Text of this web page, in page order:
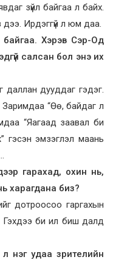
зүйл байгаа л байх.
дээ. Ирдэггүй л юм даа.
байгаа. Хэрэв Сэр-Од
салсан бол энэ их
даллан дууддаг гэдэг.
Заримдаа “Өө, байдаг л
“Яагаад заавал би
гэсэн эмзэглэл маань
гарахад, охин нь,
харагдана биз?
дотроосоо гаргахын
Гэхдээ би ил биш далд
нэг удаа зрителийн